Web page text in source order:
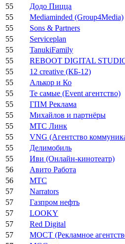
55
Додо Пицца
55
Mediaminded (Group4Media)
55
Sons & Partners
55
Serviceplan
55
TanukiFamily
55
REBOOT DIGITAL
55
12 creative (КБ-12)
55
Алькор и Ко
55
Те самые (Event агентство)
55
ГПМ Реклама
55
Михайлов и партнёры
55
МТС Линк
55
VNG (Агентство
55
Делимобиль
55
Иви (Онлайн-кинотеатр)
56
Авито Работа
56
МТС
57
Narrators
57
Газпром нефть
57
LOOKY
57
Red Digital
57
МОСТ (Рекламное